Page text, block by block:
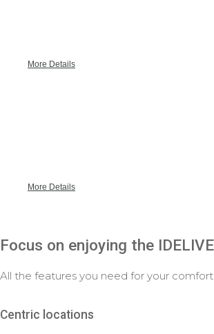
More Details
More Details
Focus on enjoying the
All the features you need for your comfort
Centric locations